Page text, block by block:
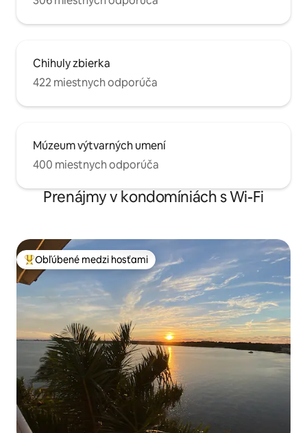
Chihuly zbierka
422 miestnych odporúča
Múzeum výtvarných umení
400 miestnych odporúča
Prenájmy v kondomíniách s Wi-Fi
Najobľúbenejšie medzi hosťami
Obľúbené medzi hosťami